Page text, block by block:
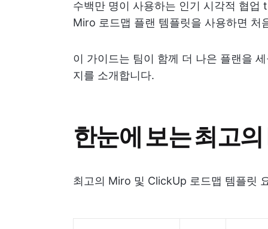
수백만 명이 사용하는 인기 시각적 협
Miro 로드맵 플랜 템플릿을 사용하면 처
이 가이드는 팀이 함께 더 나은 플랜을
지를 소개합니다.
한눈에 보는 최고
최고의 Miro 및 ClickUp 로드맵 템플릿